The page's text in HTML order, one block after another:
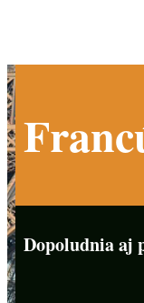
Dopoludnia aj